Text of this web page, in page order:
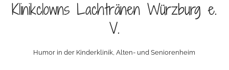
Klinikclowns Lachtränen Würzburg e.
V.
Humor in der Kinderklinik, Alten- und Seniorenheim